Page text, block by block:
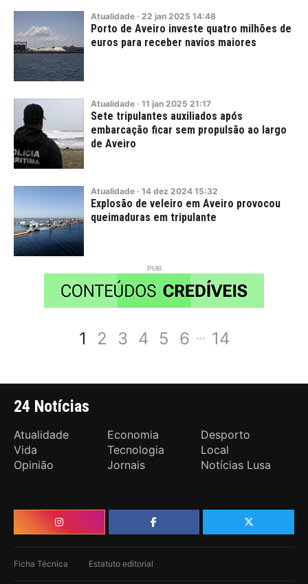
Atualidade · 22 jan 2025 14:48
Porto de Aveiro investe quatro milhões de
euros para receber navios maiores
Atualidade · 11 jan 2025 21:17
Sete tripulantes auxiliados após
embarcação ficar sem propulsão ao largo
de Aveiro
Atualidade · 14 dez 2024 15:32
Explosão de veleiro em Aveiro provocou
queimaduras em tripulante
1 2 3 4 5 6 14
24 Notícias
Atualidade Economia
Desporto
Vida
Tecnologia
Local
Opinião
Jornais Notícias Lusa
Ficha Técnica Estatuto editorial